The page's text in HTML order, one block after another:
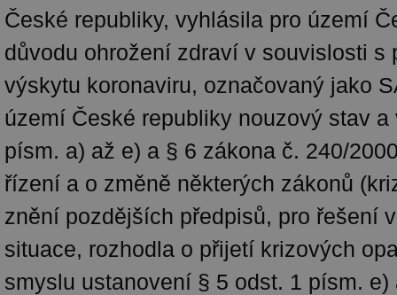
České republiky, vyhlásila pro území
důvodu ohrožení zdraví v souvislosti s
výskytu koronaviru, označovaný jako
území České republiky nouzový stav a
písm. a) až e) a § 6 zákona č. 240/
řízení a o změně některých zákonů
znění pozdějších předpisů, pro řešení
situace, rozhodla o přijetí krizových
smyslu ustanovení § 5 odst. 1 písm. e)